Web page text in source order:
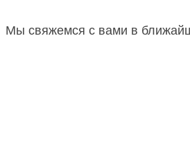
Мы свяжемся с вами в